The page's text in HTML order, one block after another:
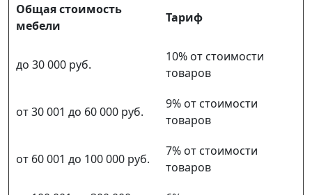
Общая стоимость
мебели
Тариф
до 30 000 руб.
10% от стоимости
товаров
от 30 001 до 60 000 руб.
9% от стоимости
товаров
от 60 001 до 100 000 руб.
7% от стоимости
товаров